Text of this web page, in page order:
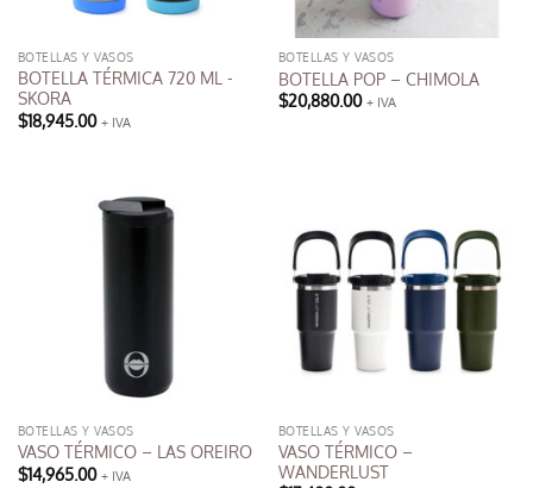
BOTELLAS Y VASOS
BOTELLA TÉRMICA 720 ML -
SKORA
$18,945.00 + IVA
página
de
BOTELLAS Y VASOS
BOTELLA POP – CHIMOLA
$20,880.00 + IVA
BOTELLAS Y VASOS
VASO TÉRMICO – LAS OREIRO
$14,965.00 + IVA
BOTELLAS Y VASOS
VASO TÉRMICO –
WANDERLUST